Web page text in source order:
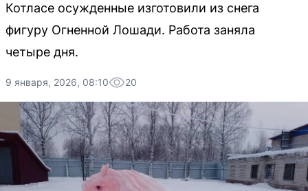
Котласе осужденные изготовили из снега
фигуру Огненной Лошади. Работа заняла
четыре дня.
9 января, 2026, 08:10 20